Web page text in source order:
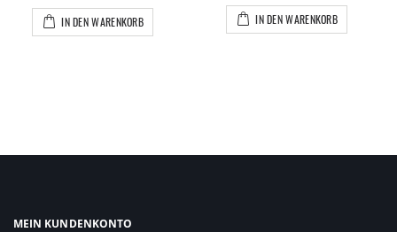
IN DEN WARENKORB IN DEN WARENKORB
MEIN KUNDENKONTO